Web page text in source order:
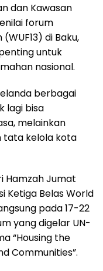
dan Kawasan
forum
di Baku,
untuk
nasional.
berbagai
lagi bisa
melainkan
tata kelola kota
Hamzah Jumat
Ketiga Belas World
pada 17-22
yang digelar UN-
“Housing the
Communities”.